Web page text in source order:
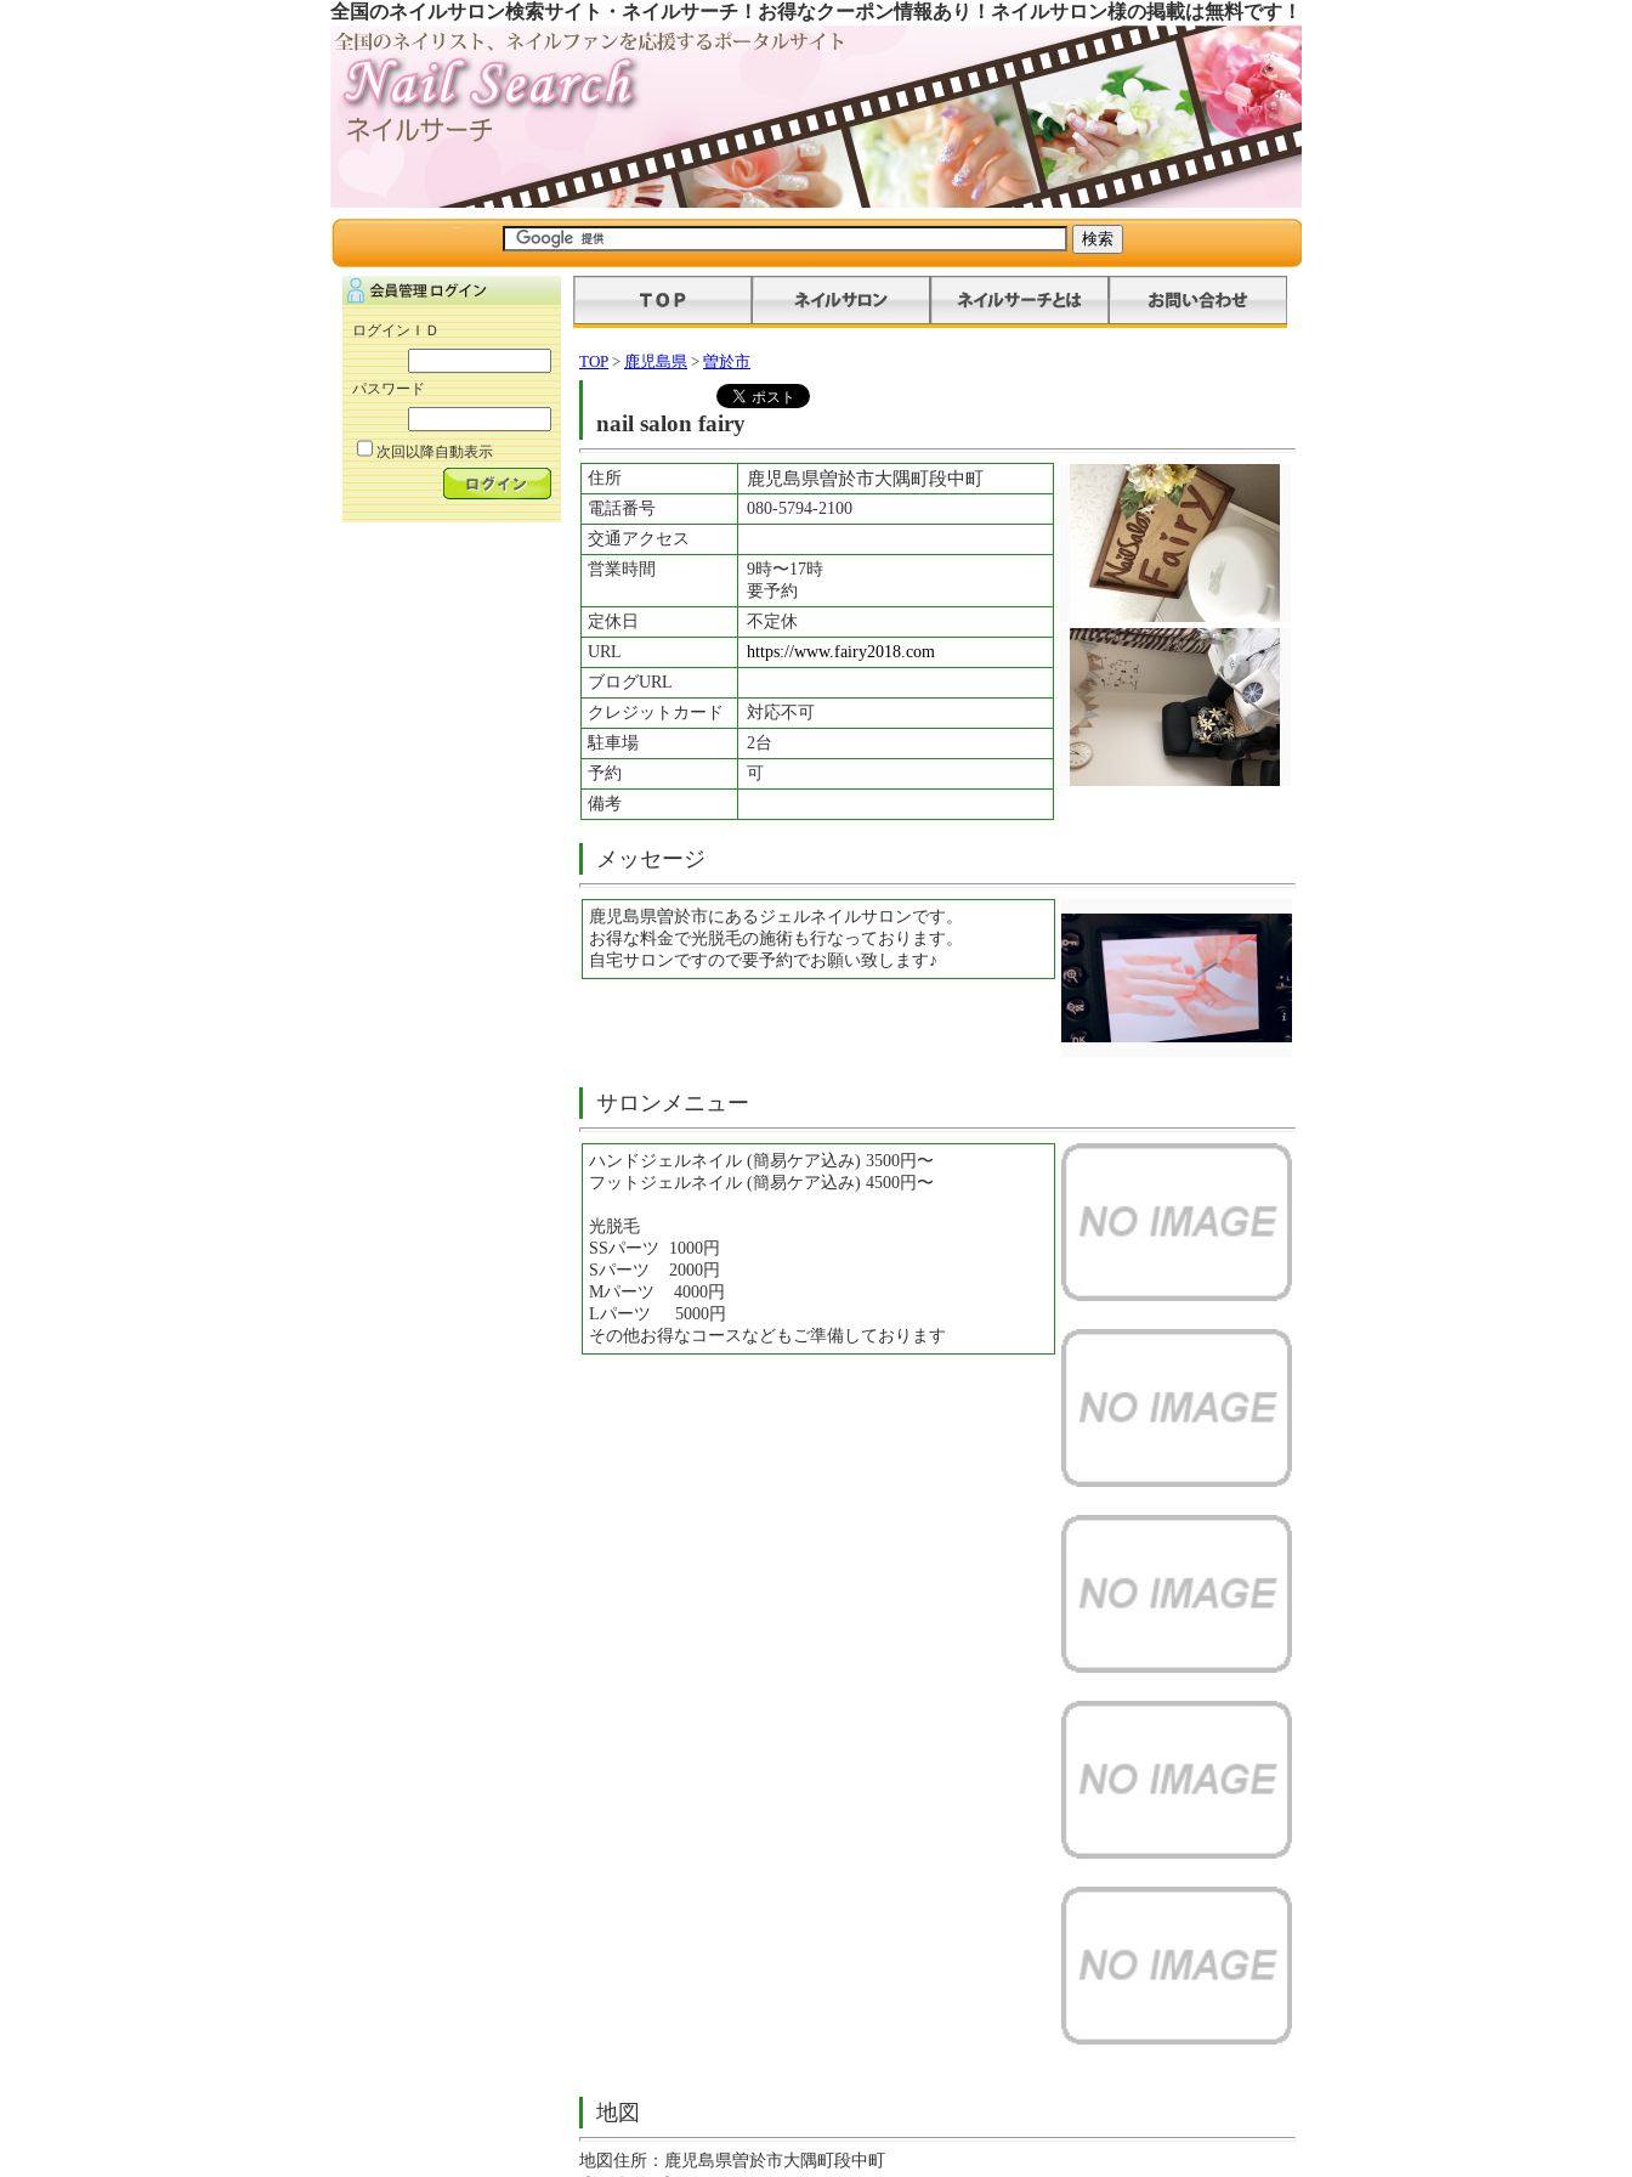
全国のネイルサロン検索サイト・ネイルサーチ！お得なクーポン情報あり！ネイルサロン様の掲載は無料です！
ログインＩＤ
パスワード
次回以降自動表示
TOP > 鹿児島県 > 曽於市
nail salon fairy
住所 鹿児島県曽於市大隅町段中町
電話番号
080-5794-2100
交通アクセス
営業時間
9時〜17時
要予約
定休日
不定休
URL
https://www.fairy2018.com
ブログURL
クレジットカード
対応不可
駐車場
2台
予約
可
備考
メッセージ
鹿児島県曽於市にあるジェルネイルサロンです。
お得な料金で光脱毛の施術も行なっております。
自宅サロンですので要予約でお願い致します♪
サロンメニュー
ハンドジェルネイル (簡易ケア込み) 3500円〜
フットジェルネイル (簡易ケア込み) 4500円〜
光脱毛
SSパーツ 1000円
Sパーツ 2000円
Mパーツ 4000円
Lパーツ 5000円
その他お得なコースなどもご準備しております
地図
地図住所：鹿児島県曽於市大隅町段中町